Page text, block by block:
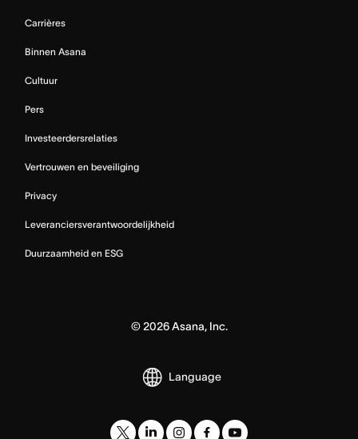
Carrières
Binnen Asana
Cultuur
Pers
Investeerdersrelaties
Vertrouwen en beveiliging
Privacy
Leveranciersverantwoordelijkheid
Duurzaamheid en ESG
© 2026Asana, Inc.
Language